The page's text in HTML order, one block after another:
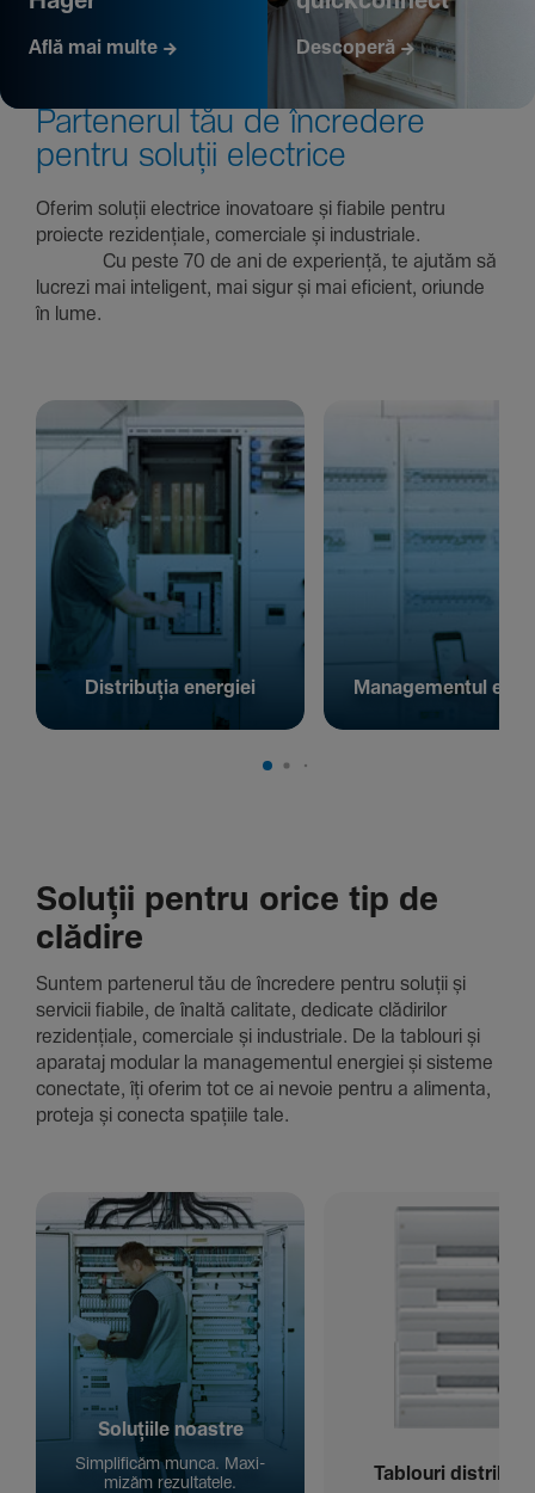
Află mai multe Descoperă
Parte­nerul tău de încre­dere
pentru soluții electrice
Oferim soluții electrice inova­toare și fiabile pentru
proiecte rezi­den­țiale, comer­ciale și indus­triale.
Cu peste 70 de ani de expe­riență, te ajutăm să
lucrezi mai inte­li­gent, mai sigur și mai eficient, oriunde
în lume.
Distribuția energiei Managementul
Soluții pentru orice tip de
clădire
Suntem parte­nerul tău de încre­dere pentru soluții și
servicii fiabile, de înaltă cali­tate, dedi­cate clădi­rilor
rezi­den­țiale, comer­ciale și indus­triale. De la tablouri și
aparataj modular la managementul energiei și sisteme
conec­tate, îți oferim tot ce ai nevoie pentru a alimenta,
proteja și conecta spațiile tale.
Solu­țiile noastre
Simpli­ficăm munca. Maxi­
mizăm rezul­ta­tele.
Tablouri